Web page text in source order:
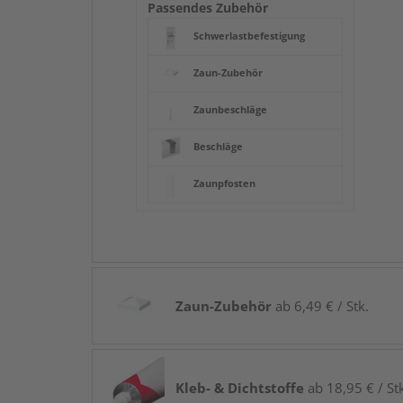
Passendes Zubehör
Schwerlastbefestigung
Zaun-Zubehör
Zaunbeschläge
Beschläge
Zaunpfosten
Zaun-Zubehör ab 6,49 € / Stk.
Kleb- & Dichtstoffe ab 18,95 € /